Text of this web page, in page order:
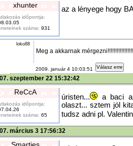
xhunter
időpontja:
száma: 931
az a lényege hogy
loko88
Meg a akkarnak
2009. január 4 10:03:51 Válasz erre
szeptember 22 15:32:42
ReCcA
időpontja:
száma: 65
úristen...
a baci
olaszt... sztem jól
tudsz adni pl.
március 3 17:56:32
Smarties